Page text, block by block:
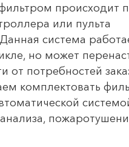
происходит
или пульта
система
но может
от потребностей
комплектовать